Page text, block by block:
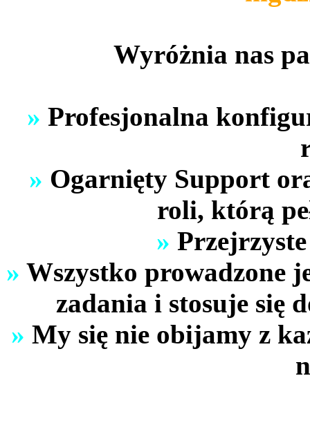
Wyróżnia nas
» Profesjonalna
» Ogarnięty Support
roli, którą
»
» Wszystko prowadzone
zadania i stosuje się
» My się nie obijamy z